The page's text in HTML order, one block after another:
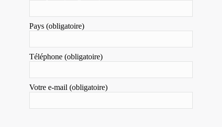
Pays (obligatoire)
Téléphone (obligatoire)
Votre e-mail (obligatoire)